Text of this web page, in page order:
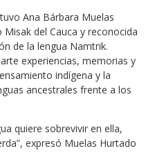
Ana Bárbara Muelas
del Cauca y reconocida
de la lengua Namtrik.
experiencias, memorias y
indígena y la
ancestrales frente a los
quiere sobrevivir en ella,
expresó Muelas Hurtado